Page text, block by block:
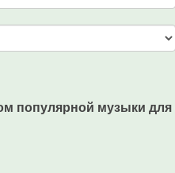
популярной музыки